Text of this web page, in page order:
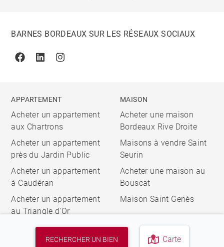
RECHERCHER UN BIEN Carte
BARNES BORDEAUX SUR LES RÉSEAUX SOCIAUX
FacebookLinkedinInstagram
APPARTEMENT
Acheter un appartement
aux Chartrons
Acheter un appartement
près du Jardin Public
Acheter un appartement
à Caudéran
Acheter un appartement
au Triangle d'Or
MAISON
Acheter une maison
Bordeaux Rive Droite
Maisons à vendre Saint
Seurin
Acheter une maison au
Bouscat
Maison Saint Genès
© 2026 BARNES, INTERNATIONAL REALTY - BARNES